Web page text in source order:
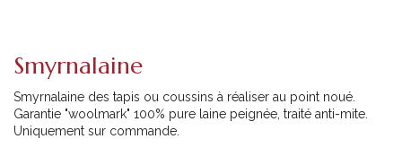
Smyrnalaine
Smyrnalaine des tapis ou coussins à réaliser au point noué.
Garantie "woolmark" 100% pure laine peignée, traité anti-mite.
Uniquement sur commande.